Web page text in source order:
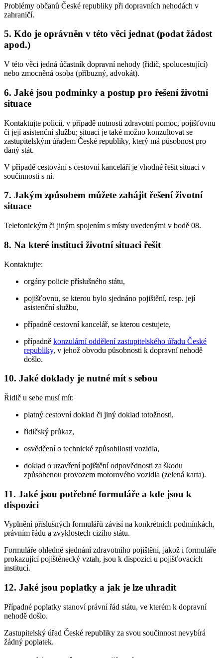
Problémy občanů České republiky při dopravních nehodách v
zahraničí.
5. Kdo je oprávněn v této věci jednat (podat žádost
apod.)
V této věci jedná účastník dopravní nehody (řidič, spolucestující)
nebo zmocněná osoba (příbuzný, advokát).
6. Jaké jsou podmínky a postup pro řešení životní
situace
Kontaktujte policii, v případě nutnosti zdravotní pomoc, pojišťovnu
či její asistenční službu; situaci je také možno konzultovat se
zastupitelským úřadem České republiky, který má působnost pro
daný stát.
V případě cestování s cestovní kanceláří je vhodné řešit situaci v
součinnosti s ní.
7. Jakým způsobem můžete zahájit řešení životní
situace
Telefonickým či jiným spojením s místy uvedenými v bodě 08.
8. Na které instituci životní situaci řešit
Kontaktujte:
orgány policie příslušného státu,
pojišťovnu, se kterou bylo sjednáno pojištění, resp. její
asistenční službu,
případně cestovní kancelář, se kterou cestujete,
případně konzulární oddělení zastupitelského úřadu České
republiky, v jehož obvodu působnosti k dopravní nehodě
došlo.
10. Jaké doklady je nutné mít s sebou
Řidič u sebe musí mít:
platný cestovní doklad či jiný doklad totožnosti,
řidičský průkaz,
osvědčení o technické způsobilosti vozidla,
doklad o uzavření pojištění odpovědnosti za škodu
způsobenou provozem motorového vozidla (zelená karta).
11. Jaké jsou potřebné formuláře a kde jsou k
dispozici
Vyplnění příslušných formulářů závisí na konkrétních podmínkách,
právním řádu a zvyklostech cizího státu.
Formuláře ohledně sjednání zdravotního pojištění, jakož i formuláře
prokazující pojištěnecký vztah, jsou k dispozici u pojišťovacích
institucí.
12. Jaké jsou poplatky a jak je lze uhradit
Případné poplatky stanoví právní řád státu, ve kterém k dopravní
nehodě došlo.
Zastupitelský úřad České republiky za svou součinnost nevybírá
žádný poplatek.